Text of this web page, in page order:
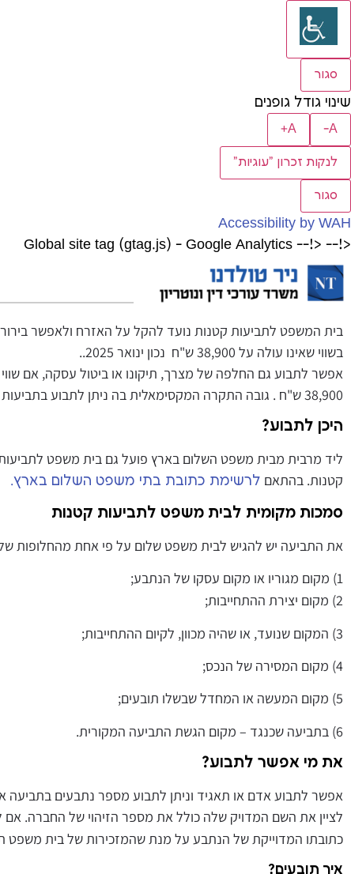
סגור
שינוי גודל גופנים
A-
A+
לנקות זכרון "עוגיות"
סגור
Accessibility by WAH
<!--
<!-- Global site tag (gtag.js) - Google Analytics
בית המשפט לתביעות קטנות נועד להקל על האזרח ולאפשר
בשווי שאינו עולה על 38,900 ש"ח נכון ינואר 2025..
אפשר לתבוע גם החלפה של מצרך, תיקונו או ביטול עסקה, אם
38,900 ש"ח . גובה התקרה המקסימאלית בה ניתן לתבוע בתביעות קטנות מתעדכן מעת לעת ע"פ עליית מדד המחירים לצרכן.
היכן לתבוע?
ליד מרבית מבית משפט השלום בארץ פועל גם בית משפט
קטנות. בהתאם לרשימת כתובת בתי משפט השלום בארץ.
סמכות מקומית לבית משפט לתביעות קטנות
את התביעה יש להגיש לבית משפט שלום על פי אחת מהחלופות
1) מקום מגוריו או מקום עסקו של הנתבע;
2) מקום יצירת ההתחייבות;
3) המקום שנועד, או שהיה מכוון, לקיום ההתחייבות;
4) מקום המסירה של הנכס;
5) מקום המעשה או המחדל שבשלו תובעים;
6) בתביעה שכנגד – מקום הגשת התביעה המקורית.
את מי אפשר לתבוע?
אפשר לתבוע אדם או תאגיד וניתן לתבוע מספר נתבעים בתביעה אחת
לציין את השם המדויק שלה כולל את מספר הזיהוי של החברה.
כתובתו המדוייקת של הנתבע על מנת שהמזכירות של בית משפט
איך תובעים?